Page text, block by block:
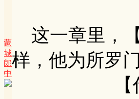
蒙
城
郎
中
这一章里，
样，他为所罗
【代下